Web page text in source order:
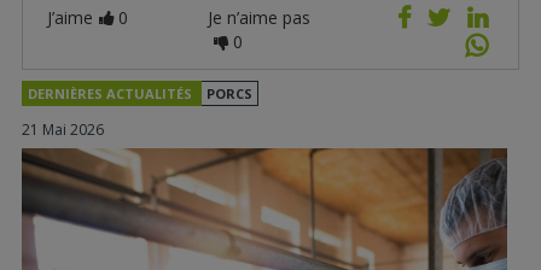
J’aime 0
Je n’aime pas
0
DERNIÈRES ACTUALITÉS PORCS
21 Mai 2026